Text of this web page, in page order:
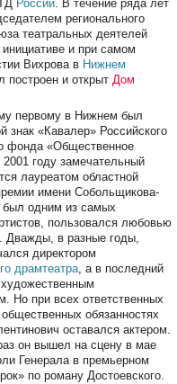
России. В течение ряда лет
регионального
театральных деятелей
и при самом
Вихрова в Нижнем
построен и открытДом
первому в Нижнем был
знак «Кавалер» Российского
фонда «Общественное
году замечательный
лауреатом областной
имени Собольщикова-
одним из самых
пользовался любовью
. Дважды, в разные годы,
директором
драмтеатра, а в последний
Но при всех ответственных
обязанностях
оставался актером.
он вышел на сцену в мае
Генерала в премьерном
по роману Достоевского.